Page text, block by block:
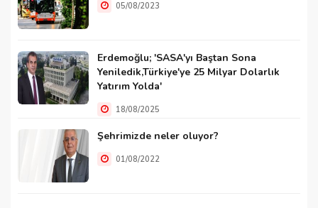
05/08/2023
Erdemoğlu; 'SASA'yı Baştan Sona
Yeniledik,Türkiye'ye 25 Milyar Dolarlık
Yatırım Yolda'
18/08/2025
Şehrimizde neler oluyor?
01/08/2022